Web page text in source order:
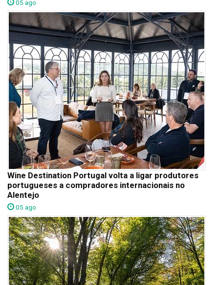
05 ago
Wine Destination Portugal volta a ligar produtores
portugueses a compradores internacionais no
Alentejo
05 ago